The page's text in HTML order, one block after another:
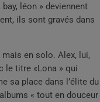
léon » deviennent
ils sont gravés dans
en solo. Alex, lui,
le titre «Lona » qui
sa place dans l’élite du
« tout en douceur